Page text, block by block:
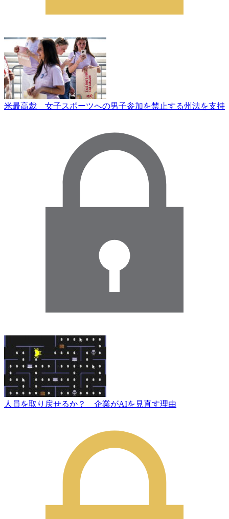
米最高裁 女子スポーツへの男子参加を禁止する州法を支持
人員を取り戻せるか？ 企業がAIを見直す理由